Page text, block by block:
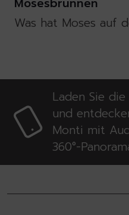
Was hat Moses auf
Laden Sie
und
Monti mit
360°-